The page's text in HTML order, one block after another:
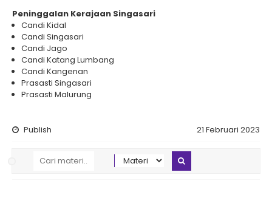
Peninggalan Kerajaan Singasari
Candi Kidal
Candi Singasari
Candi Jago
Candi Katang Lumbang
Candi Kangenan
Prasasti Singasari
Prasasti Malurung
Publish 21 Februari 2023